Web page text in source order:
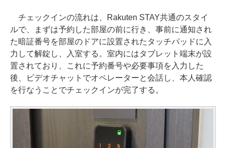
チェックインの流れは、Rakuten STAY共通のスタイ
ルで、まずは予約した部屋の前に行き、事前に通知され
た暗証番号を部屋のドアに設置されたタッチパッドに入
力して解錠し、入室する。室内にはタブレット端末が設
置されており、これに予約番号や必要事項を入力した
後、ビデオチャットでオペレーターと会話し、本人確認
を行なうことでチェックインが完了する。